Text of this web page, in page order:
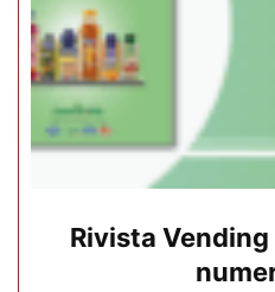
Rivista Vending